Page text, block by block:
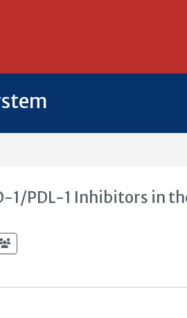
1/PDL-1 Inhibitors in